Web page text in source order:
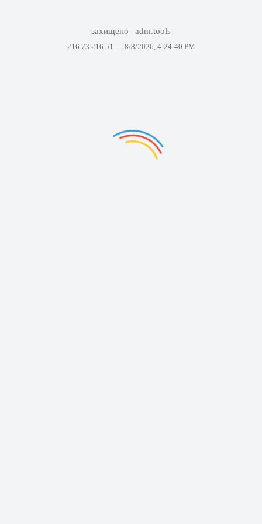
захищено adm.tools
216.73.216.51 — 8/8/2026, 4:24:40 PM